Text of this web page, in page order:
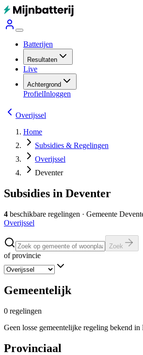
Batterijen
Resultaten
Live
Achtergrond
ProfielInloggen
Overijssel
Home
Subsidies & Regelingen
Overijssel
Deventer
Subsidies in Deventer
4 beschikbare regelingen · Gemeente
Overijssel
Zoek
of provincie
Gemeentelijk
0 regelingen
Geen losse gemeentelijke regeling bekend in
Provinciaal